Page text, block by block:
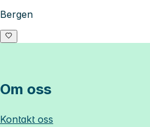
Bergen
Om oss
Kontakt oss